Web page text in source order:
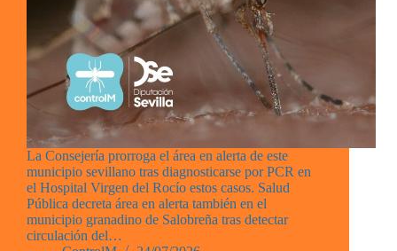
La Consejería prorroga el área en alerta de este
municipio sevillano tras diagnosticarse por PCR en
el Hospital Virgen del Rocío estos casos. Salud
Pública decreta área en alerta también en el
municipio granadino de Salobreña tras detectar
circulación del…